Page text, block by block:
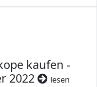
kaufen -
2022
lesen